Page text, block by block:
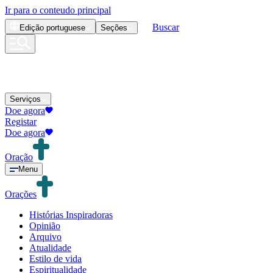
Ir para o conteudo principal
Edição portuguese Seções Buscar
Serviços
Doe agora
Registar
Doe agora
Oração
Menu
Orações
Histórias Inspiradoras
Opinião
Arquivo
Atualidade
Estilo de vida
Espiritualidade